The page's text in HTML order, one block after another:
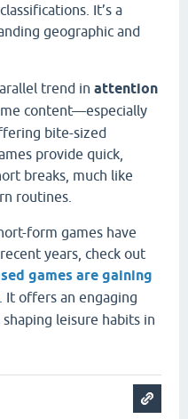
It’s a
geographic and
trend in attention
content—especially
bite-sized
provide quick,
breaks, much like
routines.
form games have
years, check out
games are gaining
. It offers an engaging
leisure habits in